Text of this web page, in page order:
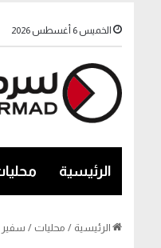
الخميس 6 أغسطس 2026
الرئيسية
الرئيسية / محليات / سفير